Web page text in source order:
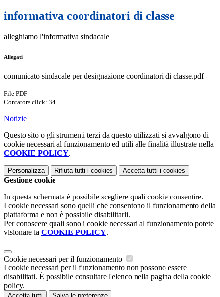
informativa coordinatori di classe
alleghiamo l'informativa sindacale
Allegati
comunicato sindacale per designazione coordinatori di classe.pdf
File PDF
Contatore click: 34
Notizie
Questo sito o gli strumenti terzi da questo utilizzati si avvalgono di
cookie necessari al funzionamento ed utili alle finalità illustrate nella
COOKIE POLICY.
Personalizza Rifiuta tutti i cookies Accetta tutti i cookies
Gestione cookie
In questa schermata è possibile scegliere quali cookie consentire.
I cookie necessari sono quelli che consentono il funzionamento della
piattaforma e non è possibile disabilitarli.
Per conoscere quali sono i cookie necessari al funzionamento potete
visionare la COOKIE POLICY.
Cookie necessari per il funzionamento
I cookie necessari per il funzionamento non possono essere
disabilitati. È possibile consultare l'elenco nella pagina della cookie
policy.
Accetta tutti Salva le preferenze